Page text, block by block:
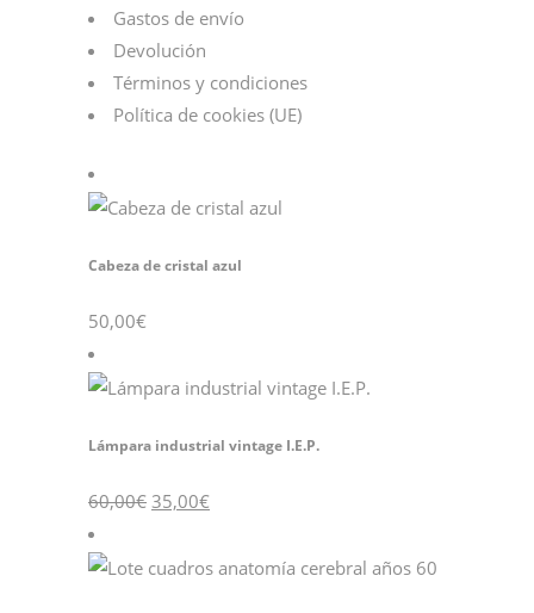
Gastos de envío
Devolución
Términos y condiciones
Política de cookies (UE)
Cabeza de cristal azul
50,00€
Lámpara industrial vintage I.E.P.
60,00€ 35,00€